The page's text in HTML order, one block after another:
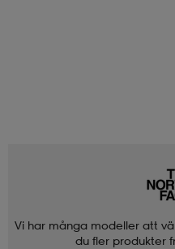
Vi har många modeller att
du fler produkter